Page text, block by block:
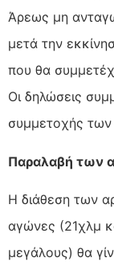
Άρεως μη
μετά την
που θα
Οι δηλώσεις
συμμετοχής
Παραλαβή των
Η διάθεση των
αγώνες (21χλμ
μεγάλους) θα